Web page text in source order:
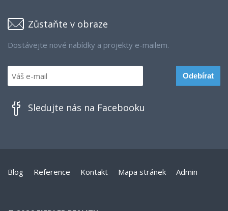
Zůstaňte v obraze
Dostávejte nové nabídky a projekty e-mailem.
Sledujte nás na Facebooku
Blog Reference Kontakt Mapa stránek Admin